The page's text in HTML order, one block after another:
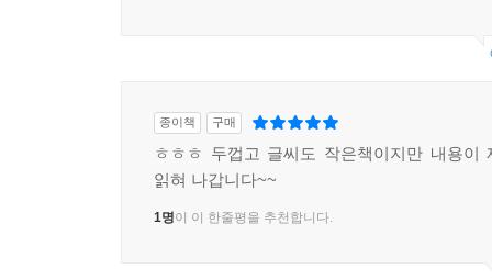
종이책 구매
ㅎㅎㅎ 두껍고 글씨도 작은책이지만 내용이
읽혀 나갑니다~~
1명이 이 한줄평을 추천합니다.